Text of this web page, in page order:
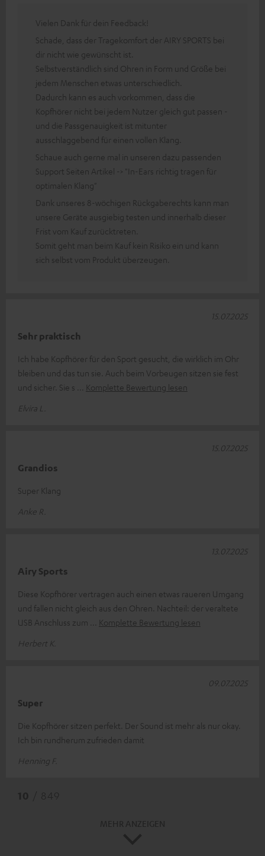
Vielen Dank für dein Feedback!
Schade, dass der Tragekomfort der AIRY SPORTS bei
dir nicht wie gewünscht ist.
Selbstverständlich sind Ohren in Form und Größe bei
jedem Menschen etwas unterschiedlich.
Dadurch kann es auch vorkommen, dass die
Kopfhörer nicht bei jedem Nutzer gleich gut passen -
und die Passgenauigkeit ist mitunter
ausschlaggebend für einen vollen Klang.
Schaue auch gerne mal in unseren dazu passenden
Support Seiten Artikel -> "In-Ears richtig tragen für
optimalen Klang"
Dank unseres 8-wöchigen Rückgaberechts kann man
unsere Geräte ausgiebig testen und innerhalb dieser
Frist vom Kauf zurücktreten.
Somit geht man beim Kauf kein Risiko ein und kann
sich selbst vom Produkt überzeugen.
Sehr praktisch
Ich habe Kopfhörer für den Sport gesucht, die wirklich im Ohr
bleiben und das tun sie. Auch beim Vorbeugen sitzen sie fest
und sicher. Sie s
Komplette Bewertung lesen
Elvira L.
15.07.2025
Grandios
Super Klang
Anke R.
15.07.2025
Airy Sports
Diese Kopfhörer vertragen auch einen etwas raueren Umgang
und fallen nicht gleich aus den Ohren. Nachteil: der veraltete
USB Anschluss zum
Komplette Bewertung lesen
Herbert K.
13.07.2025
Super
Die Kopfhörer sitzen perfekt. Der Sound ist mehr als nur okay.
Ich bin rundherum zufrieden damit
Henning F.
09.07.2025